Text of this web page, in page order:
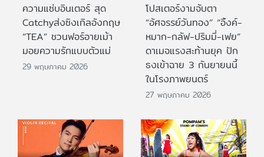
ความแซ่บอินเตอร์ สุด
Catchyส่งซิงเกิลอังกฤษ
“TEA” ชวนฟอร์อายเม้า
มอยความรักแบบตัวแม่
29 พฤษภาคม 2026
โปสเตอร์งามจับตา
“อัศจรรย์วันทอง” “อิ้งค์-
หมาก-กลัฟ-ปริมมี่-เฟย”
ดาเมจแรงสะท้านยุค ปัก
ธงเข้าฉาย 3 กันยายนนี้
ในโรงภาพยนตร์
27 พฤษภาคม 2026